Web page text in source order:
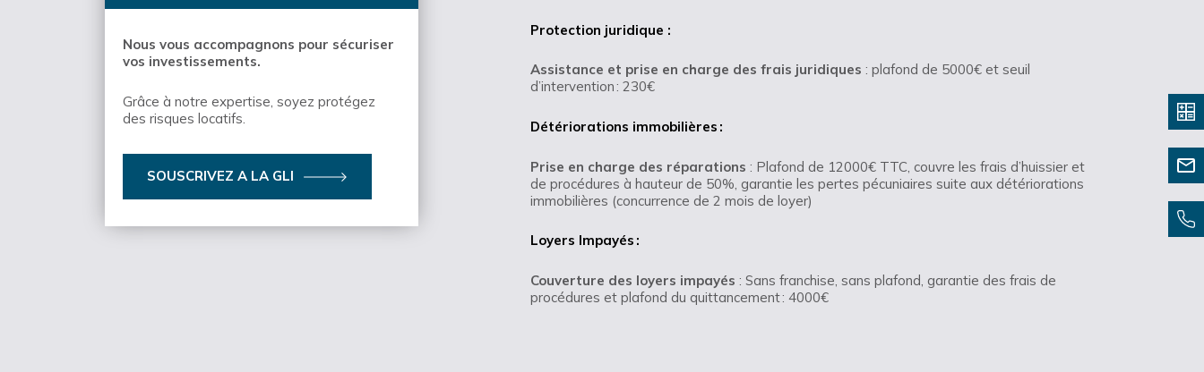
Nous vous accompagnons pour sécuriser
vos investissements.
Grâce à notre expertise, soyez protégez
des risques locatifs.
SOUSCRIVEZ A LA GLI
Protection juridique :
Assistance et prise en charge des frais juridiques : plafond de 5000€ et seuil
d’intervention : 230€
Détériorations immobilières :
Prise en charge des réparations : Plafond de 12000€ TTC, couvre les frais d’huissier et
de procédures à hauteur de 50%, garantie les pertes pécuniaires suite aux détériorations
immobilières (concurrence de 2 mois de loyer)
Loyers Impayés :
Couverture des loyers impayés : Sans franchise, sans plafond, garantie des frais de
procédures et plafond du quittancement : 4000€